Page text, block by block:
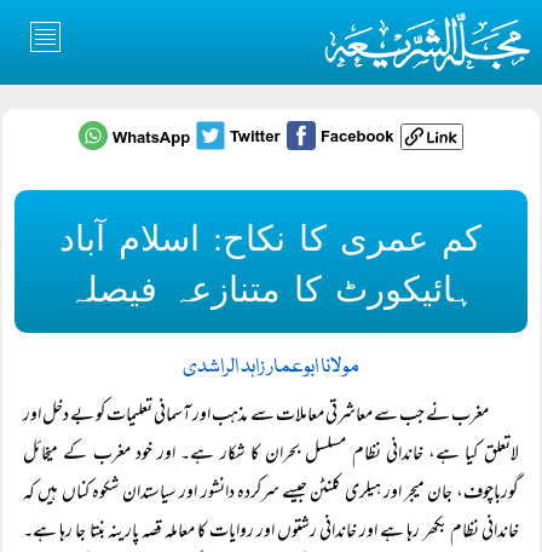
کم عمری کا نکاح: اسلام آباد
ہائیکورٹ کا متنازعہ فیصلہ
مولانا ابوعمار زاہد الراشدی
مغرب نے جب سے معاشرتی معاملات سے مذہب اور آسمانی تعلیمات کو بے دخل اور
لاتعلق کیا ہے، خاندانی نظام مسلسل بحران کا شکار ہے۔ اور خود مغرب کے میخائل
گورباچوف، جان میجر اور ہیلری کلنٹن جیسے سرکردہ دانشور اور سیاستدان شکوہ کناں ہیں کہ
خاندانی نظام بکھر رہا ہے اور خاندانی رشتوں اور روایات کا معاملہ قصہ پارینہ بنتا جا رہا ہے۔